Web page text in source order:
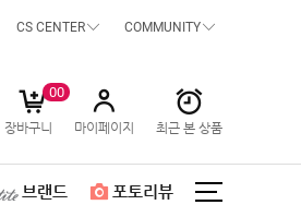
CS CENTER COMMUNITY
00
장바구니 마이페이지 최근 본 상품
브랜드 포토리뷰